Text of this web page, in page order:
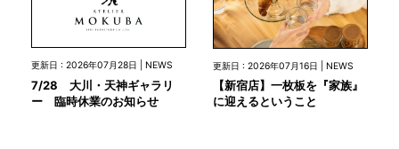
更新日 : 2026年07月28日 | NEWS
7/28 大川・天神ギャラリ
ー 臨時休業のお知らせ
更新日 : 2026年07月16日 | NEWS
【新宿店】一枚板を『家族』
に迎えるということ